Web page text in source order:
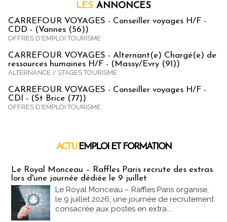
LES ANNONCES
CARREFOUR VOYAGES - Conseiller voyages H/F -
CDD - (Vannes (56))
OFFRES D'EMPLOI TOURISME
CARREFOUR VOYAGES - Alternant(e) Chargé(e) de
ressources humaines H/F - (Massy/Evry (91))
ALTERNANCE / STAGES TOURISME
CARREFOUR VOYAGES - Conseiller voyages H/F -
CDI - (St Brice (77))
OFFRES D'EMPLOI TOURISME
ACTU EMPLOI ET FORMATION
Le Royal Monceau – Raffles Paris recrute des extras
lors d'une journée dédiée le 9 juillet
Le Royal Monceau – Raffles Paris organise,
le 9 juillet 2026, une journée de recrutement
consacrée aux postes en extra....